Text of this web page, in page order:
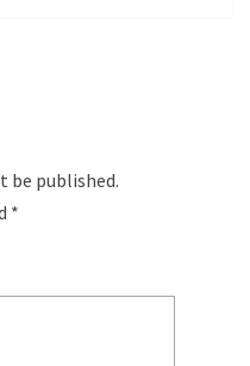
be published.
*